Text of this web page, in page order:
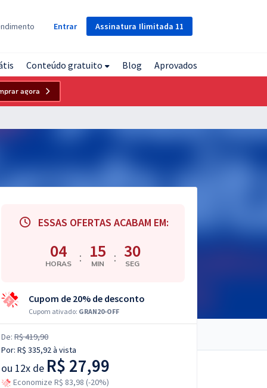
Assinatura Ilimitada 11
Entrar
Conteúdo gratuito Blog Aprovados
agora
ESSAS OFERTAS ACABAM EM:
04
HORAS : 15
MIN : 30
SEG
Cupom de 20% de desconto
Cupom ativado: GRAN20-OFF
De: R$ 419,90
Por: R$ 335,92à vista
ou 12x de R$ 27,99
Economize R$ 83,98 (-20%)